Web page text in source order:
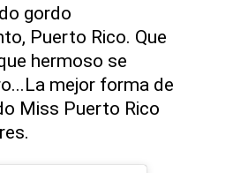
gordo
Puerto Rico. Que
hermoso se
mejor forma de
Miss Puerto Rico